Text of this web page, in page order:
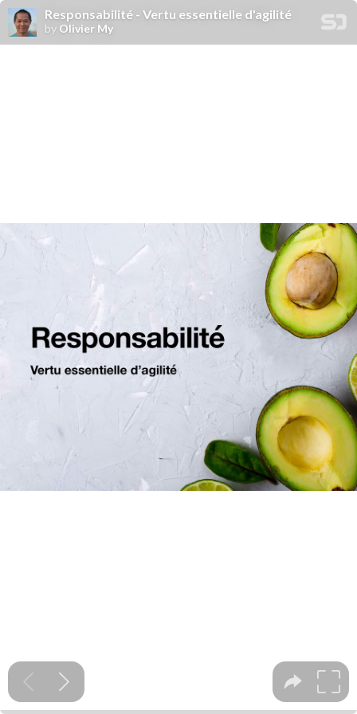
Responsabilité - Vertu essentielle d'agilité
by Olivier My